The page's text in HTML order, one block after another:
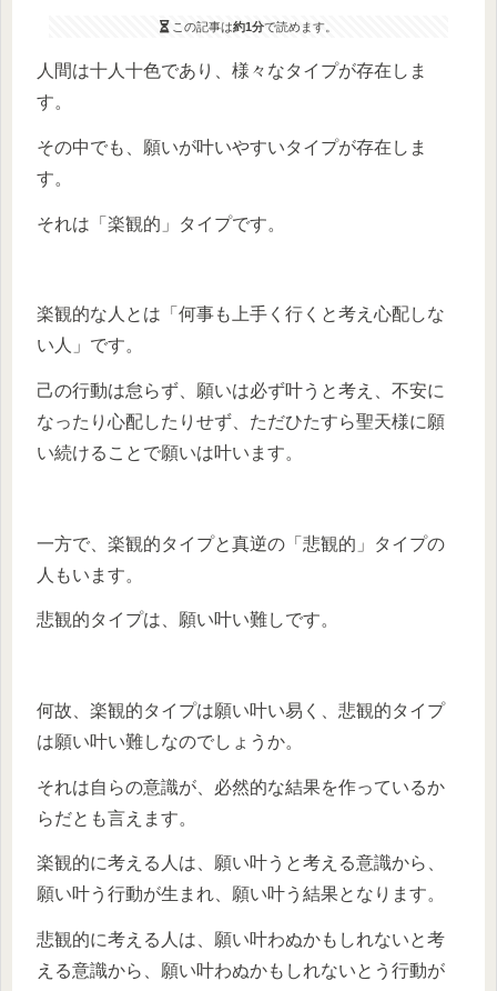
この記事は約1分で読めます。
人間は十人十色であり、様々なタイプが存在しま
す。
その中でも、願いが叶いやすいタイプが存在しま
す。
それは「楽観的」タイプです。
楽観的な人とは「何事も上手く行くと考え心配しな
い人」です。
己の行動は怠らず、願いは必ず叶うと考え、不安に
なったり心配したりせず、ただひたすら聖天様に願
い続けることで願いは叶います。
一方で、楽観的タイプと真逆の「悲観的」タイプの
人もいます。
悲観的タイプは、願い叶い難しです。
何故、楽観的タイプは願い叶い易く、悲観的タイプ
は願い叶い難しなのでしょうか。
それは自らの意識が、必然的な結果を作っているか
らだとも言えます。
楽観的に考える人は、願い叶うと考える意識から、
願い叶う行動が生まれ、願い叶う結果となります。
悲観的に考える人は、願い叶わぬかもしれないと考
える意識から、願い叶わぬかもしれないとう行動が